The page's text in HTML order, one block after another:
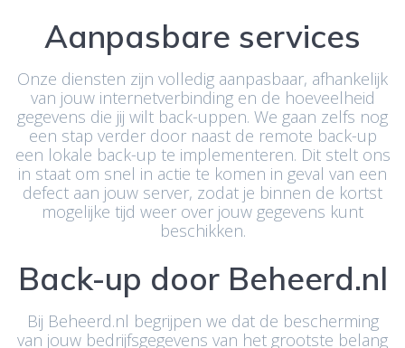
Aanpasbare services
Onze diensten zijn volledig aanpasbaar, afhankelijk
van jouw internetverbinding en de hoeveelheid
gegevens die jij wilt back-uppen. We gaan zelfs nog
een stap verder door naast de remote back-up
een lokale back-up te implementeren. Dit stelt ons
in staat om snel in actie te komen in geval van een
defect aan jouw server, zodat je binnen de kortst
mogelijke tijd weer over jouw gegevens kunt
beschikken.
Back-up door Beheerd.nl
Bij Beheerd.nl begrijpen we dat de bescherming
van jouw bedrijfsgegevens van het grootste belang